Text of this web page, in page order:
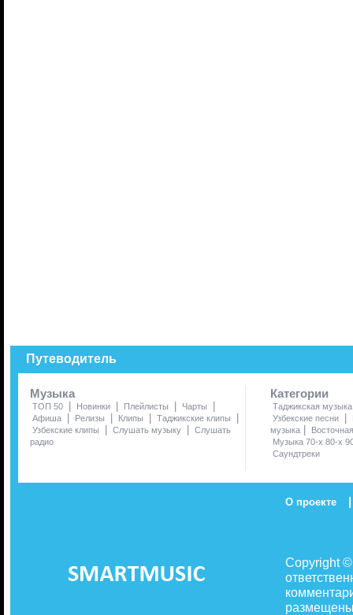
Путеводитель
Музыка
ТОП 50 | Новинки | Плейлисты | Чарты |
Афиша | Релизы | Клипы | Таджикские клипы |
Узбекские клипы | Слушать музыку | Слушать
радио
Категории
Таджикская музыка
Узбекские песни
|
музыка |
Музыка 70-х 80-х
Саундтреки
О проекте |
Copyright
размещены